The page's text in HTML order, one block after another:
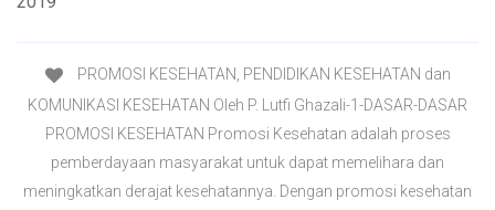
PROMOSI KESEHATAN, PENDIDIKAN KESEHATAN dan
KOMUNIKASI KESEHATAN Oleh P. Lutfi Ghazali-1-DASAR-DASAR
PROMOSI KESEHATAN Promosi Kesehatan adalah proses
pemberdayaan masyarakat untuk dapat memelihara dan
meningkatkan derajat kesehatannya. Dengan promosi kesehatan